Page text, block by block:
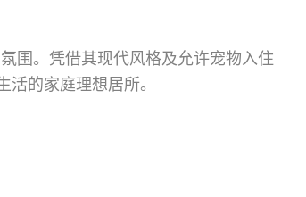
围。凭借其现代风格及允许宠物入住
的家庭理想居所。